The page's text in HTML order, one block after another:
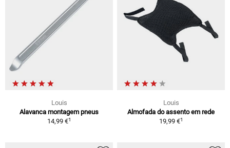
Louis
Alavanca montagem pneus
14,99 €1
Louis
Almofada do assento em rede
19,99 €1